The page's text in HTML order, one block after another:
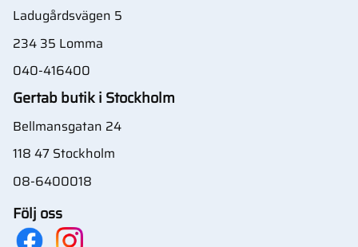
Ladugårdsvägen 5
234 35 Lomma
040-416400
Gertab butik i Stockholm
Bellmansgatan 24
118 47 Stockholm
08-6400018
Följ oss